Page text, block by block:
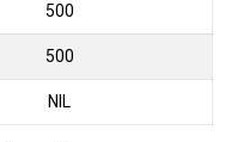
500
500
NIL